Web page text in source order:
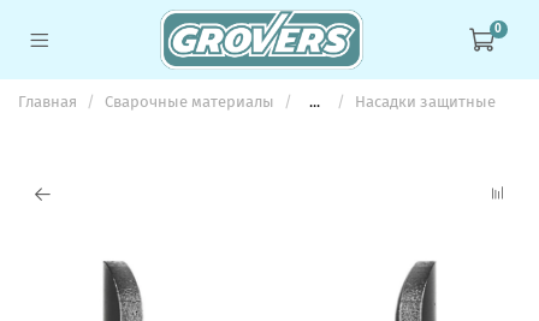
0
Главная Сварочные материалы ... Насадки защитные